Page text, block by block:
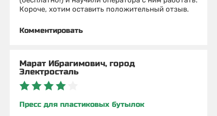
Короче, хотим оставить положительный отзыв.
Комментировать
Марат Ибрагимович, город
Электросталь
Пресс для пластиковых бутылок